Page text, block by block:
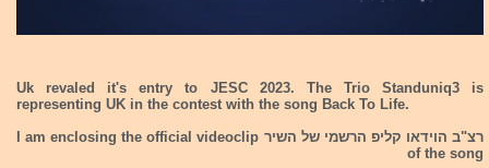
Uk revaled it's entry to JESC 2023. The Trio Standuniq3 is
representing UK in the contest with the song Back To Life.
רצ"ב הוידאו קליפ הרשמי של השיר I am enclosing the official videoclip
of the song